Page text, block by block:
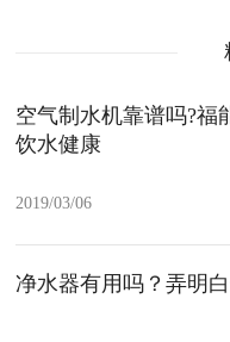
空气制水机靠谱吗?福
饮水健康
2019/03/06
净水器有用吗？弄明